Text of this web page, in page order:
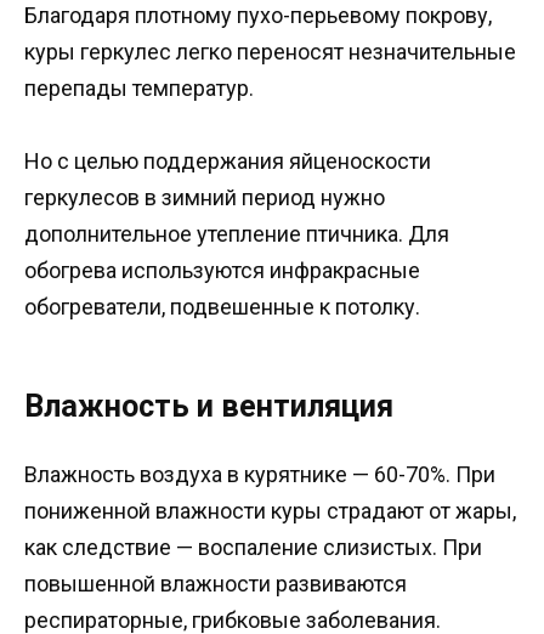
Благодаря плотному пухо-перьевому покрову,
куры геркулес легко переносят незначительные
перепады температур.
Но с целью поддержания яйценоскости
геркулесов в зимний период нужно
дополнительное утепление птичника. Для
обогрева используются инфракрасные
обогреватели, подвешенные к потолку.
Влажность и вентиляция
Влажность воздуха в курятнике — 60-70%. При
пониженной влажности куры страдают от жары,
как следствие — воспаление слизистых. При
повышенной влажности развиваются
респираторные, грибковые заболевания.